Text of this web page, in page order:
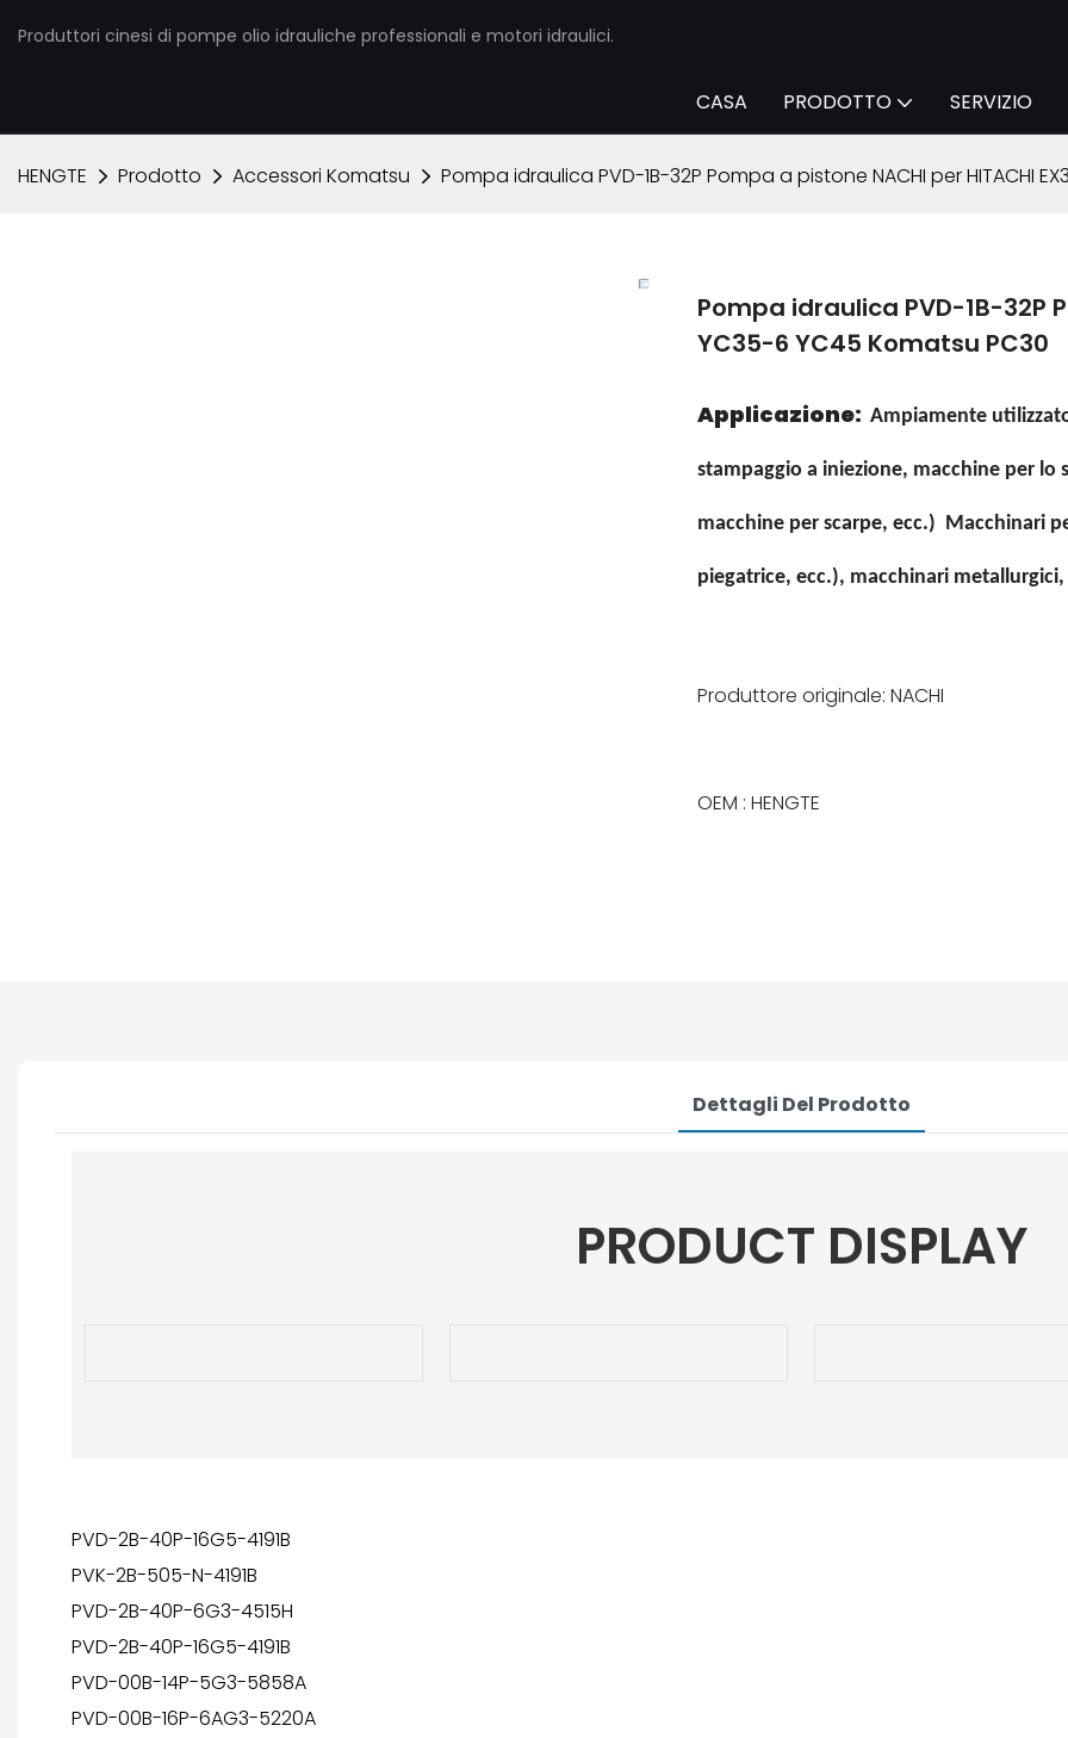
Produttori cinesi di pompe olio idrauliche professionali e motori idraulici.
CASA PRODOTTO SERVIZIO
HENGTE Prodotto Accessori Komatsu Pompa idraulica PVD-1B-32P Pompa a pistone NACHI per HITACHI
Pompa idraulica PVD-1B-32P
YC35-6 YC45 Komatsu PC30
Applicazione: Ampiamente
stampaggio a iniezione, macchine per
macchine per scarpe, ecc.) Macchinari
piegatrice, ecc.), macchinari
Produttore originale: NACHI
OEM : HENGTE
Dettagli Del Prodotto
PRODUCT DISPLAY
PVD-2B-40P-16G5-4191B
PVK-2B-505-N-4191B
PVD-2B-40P-6G3-4515H
PVD-2B-40P-16G5-4191B
PVD-00B-14P-5G3-5858A
PVD-00B-16P-6AG3-5220A